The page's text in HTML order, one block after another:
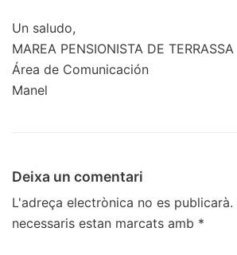
Un saludo,
MAREA PENSIONISTA DE TERRASSA
Área de Comunicación
Manel
Deixa un comentari
L'adreça electrònica no es publicarà.
necessaris estan marcats amb *